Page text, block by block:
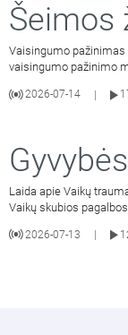
Šeimos
Vaisingumo
vaisingumo pažinimo
2026-07-14
Laida apie Vaikų
Vaikų skubios
2026-07-13